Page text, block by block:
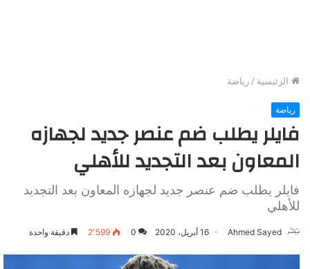
الرئيسية / رياضة
رياضة
فايلر يطلب ضم عنصر جديد لجهازه
المعاون بعد التجديد للأهلي
فايلر يطلب ضم عنصر جديد لجهازه المعاون بعد التجديد
للأهلي
Ahmed Sayed 16 أبريل، 2020 0 2٬599 دقيقة واحدة